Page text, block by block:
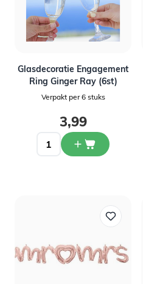
Glasdecoratie Engagement
Ring Ginger Ray (6st)
Verpakt per 6 stuks
3,99